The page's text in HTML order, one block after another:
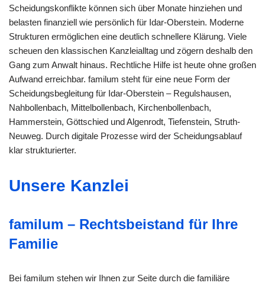
Scheidungskonflikte können sich über Monate hinziehen und
belasten finanziell wie persönlich für Idar-Oberstein. Moderne
Strukturen ermöglichen eine deutlich schnellere Klärung. Viele
scheuen den klassischen Kanzleialltag und zögern deshalb den
Gang zum Anwalt hinaus. Rechtliche Hilfe ist heute ohne großen
Aufwand erreichbar. familum steht für eine neue Form der
Scheidungsbegleitung für Idar-Oberstein – Regulshausen,
Nahbollenbach, Mittelbollenbach, Kirchenbollenbach,
Hammerstein, Göttschied und Algenrodt, Tiefenstein, Struth-
Neuweg. Durch digitale Prozesse wird der Scheidungsablauf
klar strukturierter.
Unsere Kanzlei
familum – Rechtsbeistand für Ihre
Familie
Bei familum stehen wir Ihnen zur Seite durch die familiäre